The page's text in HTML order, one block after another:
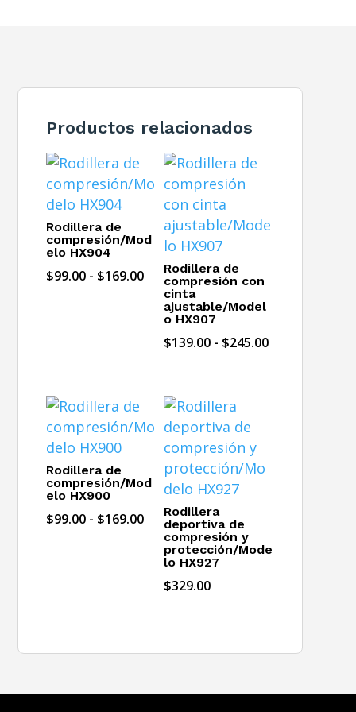
Productos relacionados
Rodillera de
compresión/Mod
elo HX904
$99.00 - $169.00Rango
precios:
desde
$169.00
Rodillera de
compresión con
cinta
ajustable/Model
o HX907
$139.00 - $245.00Rango
Rodillera de
compresión/Mod
elo HX900
$99.00 - $169.00Rango
precios:
desde
Rodillera
deportiva de
compresión y
protección/Mode
lo HX927
$329.00